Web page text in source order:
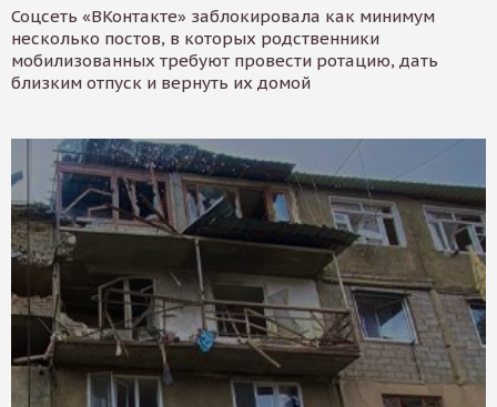
Соцсеть «ВКонтакте» заблокировала как минимум
несколько постов, в которых родственники
мобилизованных требуют провести ротацию, дать
близким отпуск и вернуть их домой